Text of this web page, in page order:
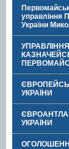
управління
України
УКРАЇНИ
УКРАЇНИ